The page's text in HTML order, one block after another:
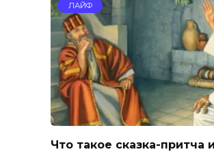
ЛАЙФ
Что такое сказка-притча